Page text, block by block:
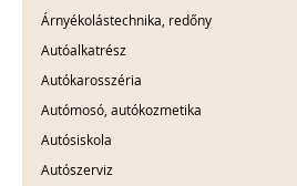
Árnyékolástechnika, redőny
Autóalkatrész
Autókarosszéria
Autómosó, autókozmetika
Autósiskola
Autószerviz